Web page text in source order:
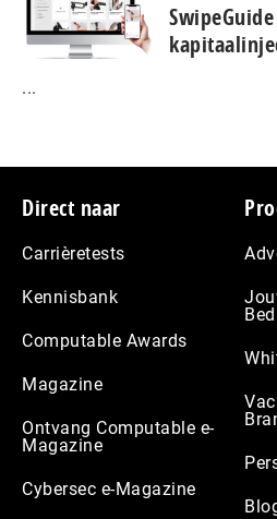
...
Footer
Direct naar
Carrièretests
Kennisbank
Computable Awards
Magazine
Ontvang Computable e-
Magazine
Cybersec e-Magazine